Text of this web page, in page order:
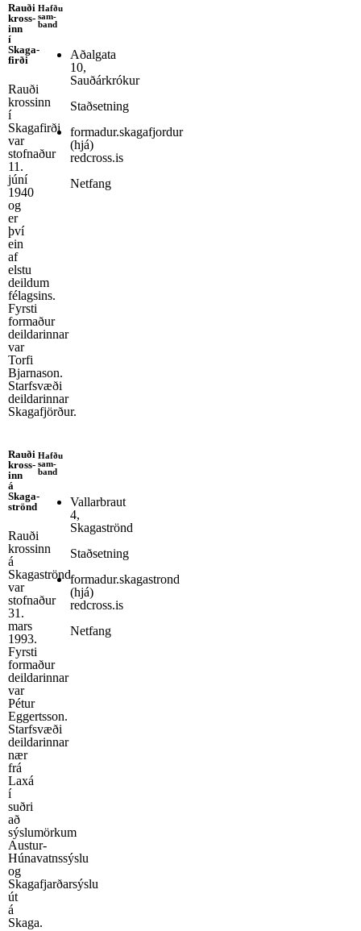
Rauði
kross­
inn
í
Skaga­
firði
Rauði
krossinn
í
Skagafirði
var
stofnaður
11.
júní
1940
og
er
því
ein
af
elstu
deildum
félagsins.
Fyrsti
formaður
deildarinnar
var
Torfi
Bjarnason.
Starfsvæði
deildarinnar
Skagafjörður.
Hafðu
sam­
band
Aðalgata
10,
Sauðárkrókur
Staðsetning
formadur.skagafjordur
(hjá)
redcross.is
Netfang
Rauði
kross­
inn
á
Skaga­
strönd
Rauði
krossinn
á
Skagaströnd
var
stofnaður
31.
mars
1993.
Fyrsti
formaður
deildarinnar
var
Pétur
Eggertsson.
Starfsvæði
deildarinnar
nær
frá
Laxá
í
suðri
að
sýslumörkum
Austur-
Húnavatnssýslu
og
Skagafjarðarsýslu
út
á
Skaga.
Hafðu
sam­
band
Vallarbraut
4,
Skagaströnd
Staðsetning
formadur.skagastrond
(hjá)
redcross.is
Netfang